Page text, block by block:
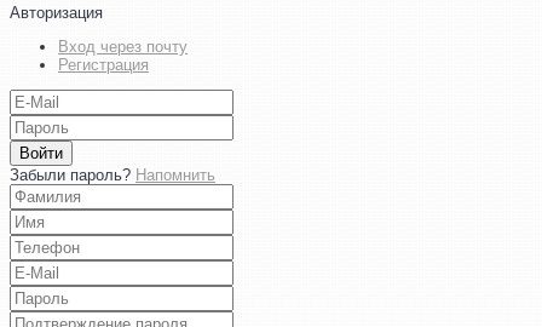
Авторизация
Вход через почту
Регистрация
Войти
Забыли пароль? Напомнить